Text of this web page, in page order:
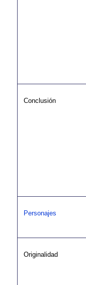
Conclusión
Personajes
Originalidad